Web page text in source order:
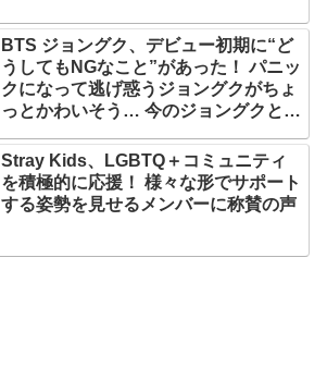
だと納得＆感動
BTS ジョングク、デビュー初期に“ど
うしてもNGなこと”があった！ パニッ
クになって逃げ惑うジョングクがちょ
っとかわいそう… 今のジョングクと比
ァンメロメロ
Stray Kids、LGBTQ＋コミュニティ
を積極的に応援！ 様々な形でサポート
する姿勢を見せるメンバーに称賛の声